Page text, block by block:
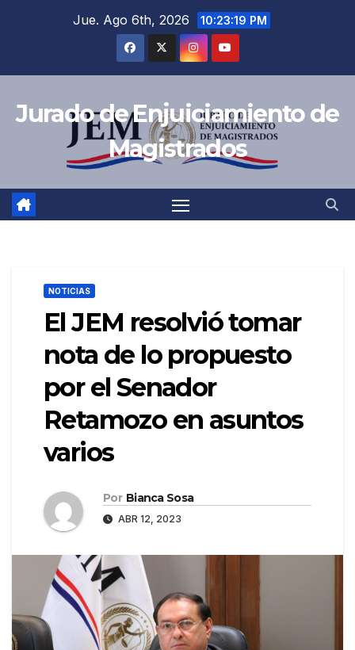
Jue. Ago 6th, 2026 10:23:20 PM
Jurado de Enjuiciamiento de
Magistrados
NOTICIAS
El JEM resolvió tomar
nota de lo propuesto
por el Senador
Retamozo en asuntos
varios
Por Bianca Sosa
ABR 12, 2023